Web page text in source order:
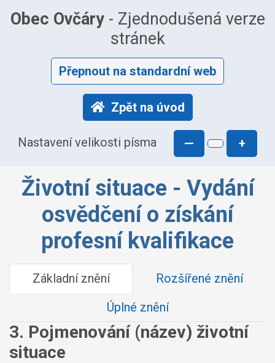
Obec Ovčáry- Zjednodušená verze
stránek
Přepnout na standardní web
Zpět na úvod
Nastavení velikosti písma — +
Životní situace - Vydání
osvědčení o získání
profesní kvalifikace
Základní znění
Rozšířené znění
Úplné znění
3. Pojmenování (název) životní
situace